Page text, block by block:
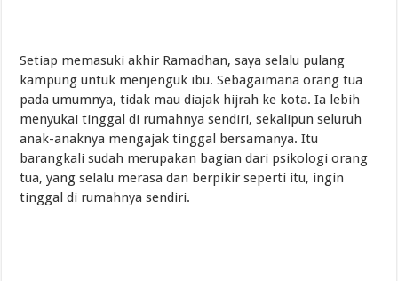
Setiap memasuki akhir Ramadhan, saya selalu pulang
kampung untuk menjenguk ibu. Sebagaimana orang tua
pada umumnya, tidak mau diajak hijrah ke kota. Ia lebih
menyukai tinggal di rumahnya sendiri, sekalipun seluruh
anak-anaknya mengajak tinggal bersamanya. Itu
barangkali sudah merupakan bagian dari psikologi orang
tua, yang selalu merasa dan berpikir seperti itu, ingin
tinggal di rumahnya sendiri.